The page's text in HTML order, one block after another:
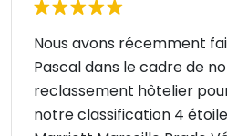
Nous avons récemment
Pascal dans le cadre de
reclassement hôtelier
notre classification 4